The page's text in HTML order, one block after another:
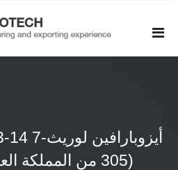
(305 من المملكة العربية السعودية